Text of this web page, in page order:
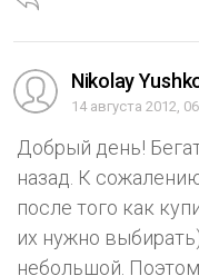
Nikolay
14 августа 2012,
Добрый день!
назад. К
после того как
их нужно
небольшой.